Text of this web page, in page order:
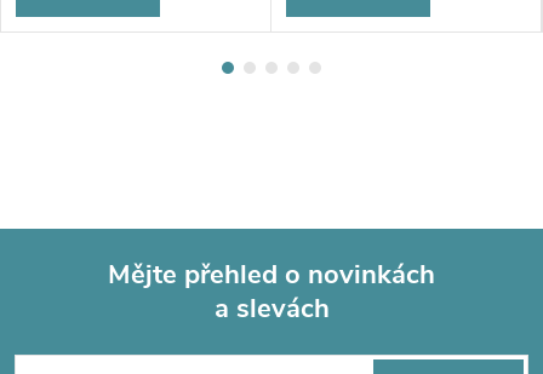
Mějte přehled o novinkách
a slevách